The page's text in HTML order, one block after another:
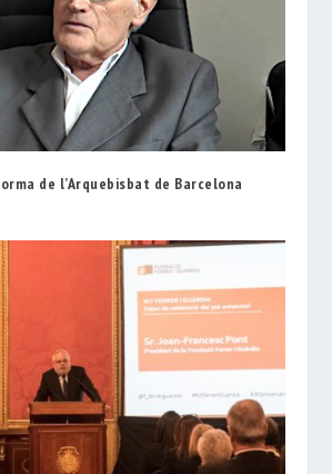
de l’Arquebisbat de Barcelona